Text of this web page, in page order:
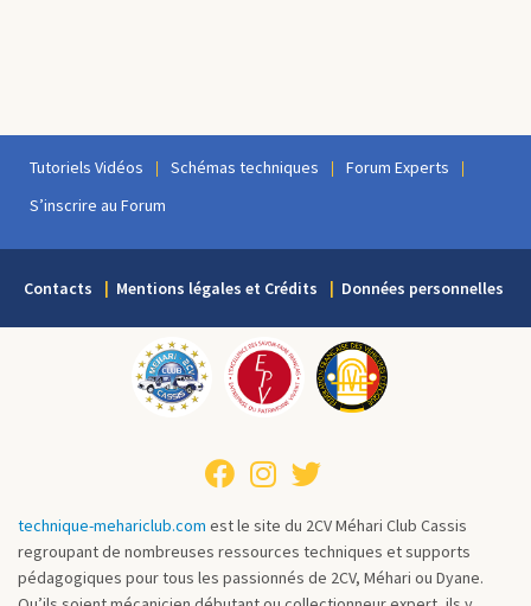
Tutoriels Vidéos Schémas techniques
Forum Experts
S’inscrire au Forum
Contacts Mentions légales et Crédits Données personnelles
technique-mehariclub.com est le site du 2CV Méhari Club Cassis
regroupant de nombreuses ressources techniques et supports
pédagogiques pour tous les passionnés de 2CV, Méhari ou Dyane.